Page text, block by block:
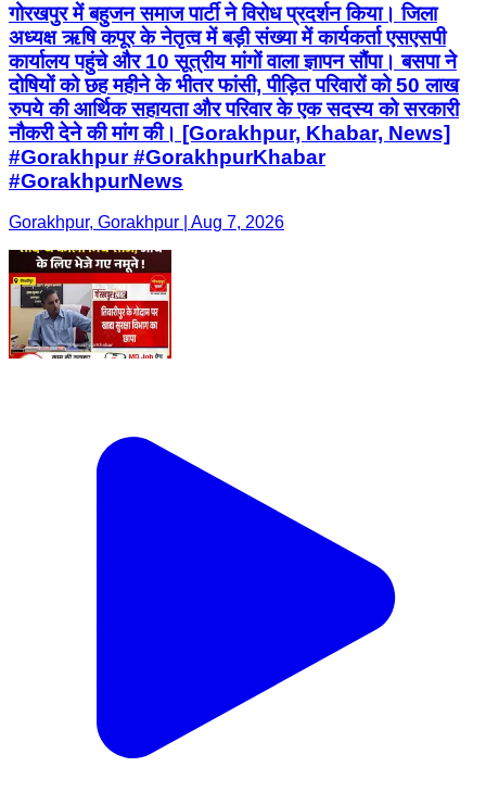
गोरखपुर में बहुजन समाज पार्टी ने विरोध प्रदर्शन किया। जिला
अध्यक्ष ऋषि कपूर के नेतृत्व में बड़ी संख्या में कार्यकर्ता एसएसपी
कार्यालय पहुंचे और 10 सूत्रीय मांगों वाला ज्ञापन सौंपा। बसपा ने
दोषियों को छह महीने के भीतर फांसी, पीड़ित परिवारों को 50 लाख
रुपये की आर्थिक सहायता और परिवार के एक सदस्य को सरकारी
नौकरी देने की मांग की। [Gorakhpur, Khabar, News]
#Gorakhpur #GorakhpurKhabar
#GorakhpurNews
Gorakhpur, Gorakhpur | Aug 7, 2026